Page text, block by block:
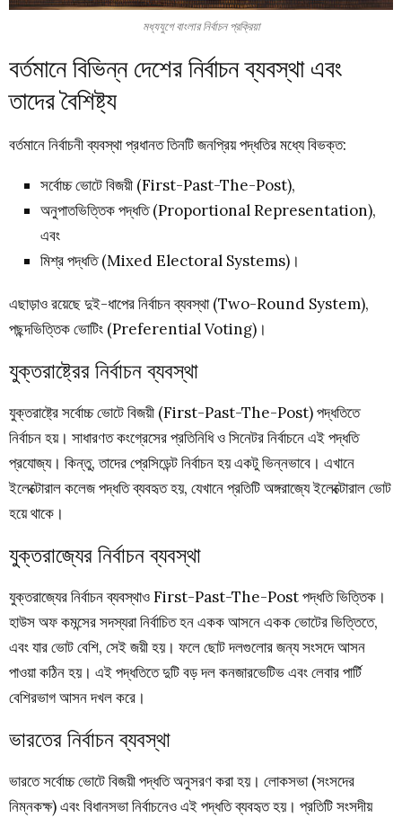
মধ্যযুগে বাংলার নির্বাচন প্রক্রিয়া
বর্তমানে বিভিন্ন দেশের নির্বাচন ব্যবস্থা এবং
তাদের বৈশিষ্ট্য
বর্তমানে নির্বাচনী ব্যবস্থা প্রধানত তিনটি জনপ্রিয় পদ্ধতির মধ্যে বিভক্ত:
সর্বোচ্চ ভোটে বিজয়ী (First-Past-The-Post),
অনুপাতভিত্তিক পদ্ধতি (Proportional Representation),
এবং
মিশ্র পদ্ধতি (Mixed Electoral Systems)।
এছাড়াও রয়েছে দুই-ধাপের নির্বাচন ব্যবস্থা (Two-Round System),
পছন্দভিত্তিক ভোটিং (Preferential Voting)।
যুক্তরাষ্ট্রের নির্বাচন ব্যবস্থা
যুক্তরাষ্ট্রে সর্বোচ্চ ভোটে বিজয়ী (First-Past-The-Post) পদ্ধতিতে
নির্বাচন হয়। সাধারণত কংগ্রেসের প্রতিনিধি ও সিনেটর নির্বাচনে এই পদ্ধতি
প্রযোজ্য। কিন্তু, তাদের প্রেসিডেন্ট নির্বাচন হয় একটু ভিন্নভাবে। এখানে
ইলেক্টোরাল কলেজ পদ্ধতি ব্যবহৃত হয়, যেখানে প্রতিটি অঙ্গরাজ্যে ইলেক্টোরাল ভোট
হয়ে থাকে।
যুক্তরাজ্যের নির্বাচন ব্যবস্থা
যুক্তরাজ্যের নির্বাচন ব্যবস্থাও First-Past-The-Post পদ্ধতি ভিত্তিক।
হাউস অফ কমন্সের সদস্যরা নির্বাচিত হন একক আসনে একক ভোটের ভিত্তিতে,
এবং যার ভোট বেশি, সেই জয়ী হয়। ফলে ছোট দলগুলোর জন্য সংসদে আসন
পাওয়া কঠিন হয়। এই পদ্ধতিতে দুটি বড় দল কনজারভেটিভ এবং লেবার পার্টি
বেশিরভাগ আসন দখল করে।
ভারতের নির্বাচন ব্যবস্থা
ভারতে সর্বোচ্চ ভোটে বিজয়ী পদ্ধতি অনুসরণ করা হয়। লোকসভা (সংসদের
নিম্নকক্ষ) এবং বিধানসভা নির্বাচনেও এই পদ্ধতি ব্যবহৃত হয়। প্রতিটি সংসদীয়